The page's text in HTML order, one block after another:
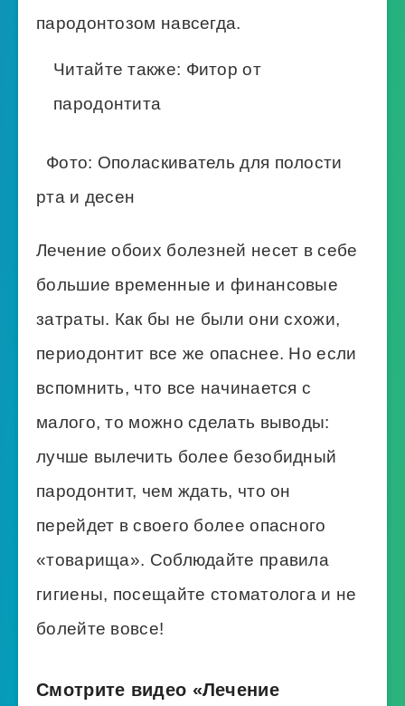
пародонтозом навсегда.
Читайте также: Фитор от
пародонтита
Фото: Ополаскиватель для полости
рта и десен
Лечение обоих болезней несет в себе
большие временные и финансовые
затраты. Как бы не были они схожи,
периодонтит все же опаснее. Но если
вспомнить, что все начинается с
малого, то можно сделать выводы:
лучше вылечить более безобидный
пародонтит, чем ждать, что он
перейдет в своего более опасного
«товарища». Соблюдайте правила
гигиены, посещайте стоматолога и не
болейте вовсе!
Смотрите видео «Лечение